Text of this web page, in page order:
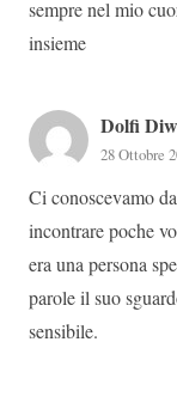
sempre nel mio
insieme
Dolfi
28 Ottobre
Ci conoscevamo
incontrare poche
era una persona
parole il suo
sensibile.